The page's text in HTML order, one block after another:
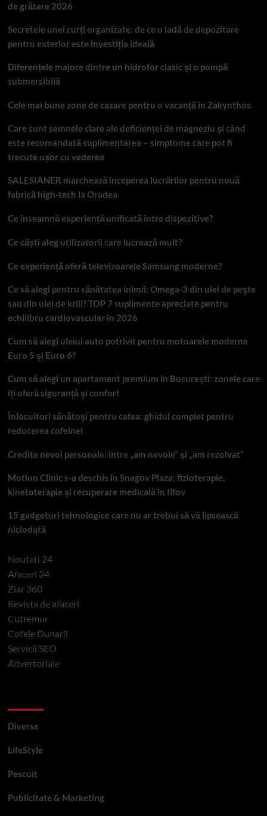
de grătare 2026
Secretele unei curți organizate: de ce o ladă de depozitare
pentru exterior este investiția ideală
Diferențele majore dintre un hidrofor clasic și o pompă
submersibilă
Cele mai bune zone de cazare pentru o vacanță în Zakynthos
Care sunt semnele clare ale deficienței de magneziu și când
este recomandată suplimentarea – simptome care pot fi
trecute ușor cu vederea
SALESIANER marchează începerea lucrărilor pentru nouă
fabrică high-tech la Oradea
Ce înseamnă experiență unificată între dispozitive?
Ce căști aleg utilizatorii care lucrează mult?
Ce experiență oferă televizoarele Samsung moderne?
Ce să alegi pentru sănătatea inimii: Omega-3 din ulei de pește
sau din ulei de krill? TOP 7 suplimente apreciate pentru
echilibru cardiovascular în 2026
Cum să alegi uleiul auto potrivit pentru motoarele moderne
Euro 5 și Euro 6?
Cum să alegi un apartament premium în București: zonele care
îți oferă siguranță și confort
Înlocuitori sănătoși pentru cafea: ghidul complet pentru
reducerea cofeinei
Credite nevoi personale: între „am nevoie” și „am rezolvat”
Motion Clinic s-a deschis în Snagov Plaza: fizioterapie,
kinetoterapie și recuperare medicală în Ilfov
15 gadgeturi tehnologice care nu ar trebui să vă lipsească
niciodată
Noutati 24
Afaceri 24
Ziar 360
Revista de afaceri
Cutremur
Cotele Dunarii
Servicii SEO
Advertoriale
Diverse
LifeStyle
Pescuit
Publicitate & Marketing